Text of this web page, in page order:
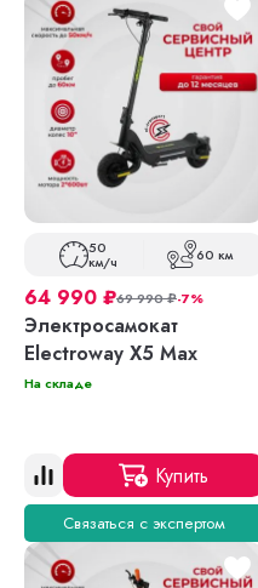
50
км/ч 60 км
64 990 ₽69 990₽-7%
Электросамокат
Electroway X5 Max
На складе
Купить
Связаться с экспертом